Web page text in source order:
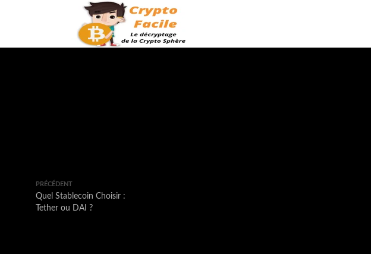
PRÉCÉDENT
Quel Stablecoin Choisir :
Tether ou DAI ?